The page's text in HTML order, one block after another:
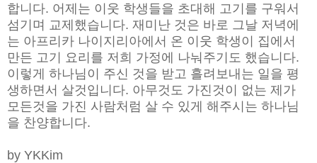
합니다. 어제는 이웃 학생들을 초대해 고기를 구워서
섬기며 교제했습니다. 재미난 것은 바로 그날 저녁에
는 아프리카 나이지리아에서 온 이웃 학생이 집에서
만든 고기 요리를 저희 가정에 나눠주기도 했습니다.
이렇게 하나님이 주신 것을 받고 흘려보내는 일을 평
생하면서 살것입니다. 아무것도 가진것이 없는 제가
모든것을 가진 사람처럼 살 수 있게 해주시는 하나님
을 찬양합니다.
by YKKim